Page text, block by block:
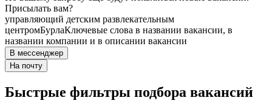
Присылать вам?
управляющий детским развлекательным
центромБурлаКлючевые слова в названии вакансии, в
названии компании и в описании вакансии
В мессенджер
На почту
Быстрые фильтры подбора вакансий